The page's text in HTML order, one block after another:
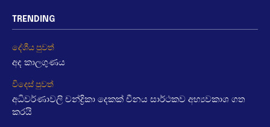
TRENDING
දේශීය පුවත්
අද කාලගුණය
විදෙස් පුවත්
අධිවර්ණාවලි චන්ද්‍රිකා දෙකක් චීනය සාර්ථකව අභ්‍යවකාශ ගත
කරයි